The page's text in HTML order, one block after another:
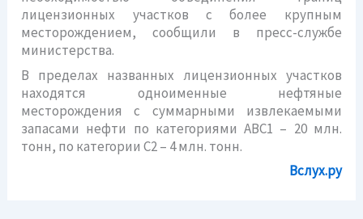
лицензионных участков с более крупным
месторождением, сообщили в пресс-службе
министерства.
В пределах названных лицензионных участков
находятся одноименные нефтяные
месторождения с суммарными извлекаемыми
запасами нефти по категориями АВС1 – 20 млн.
тонн, по категории С2 – 4 млн. тонн.
Вслух.ру